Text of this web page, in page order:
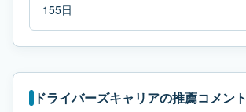
155日
ドライバーズキャリアの推薦コメント